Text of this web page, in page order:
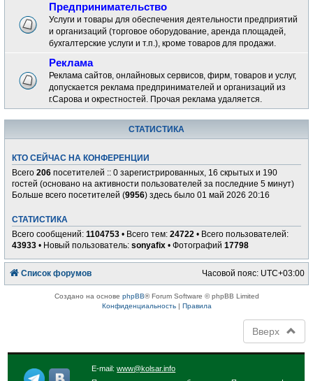
Предпринимательство
Услуги и товары для обеспечения деятельности предприятий
и организаций (торговое оборудование, аренда площадей,
бухгалтерские услуги и т.п.), кроме товаров для продажи.
Реклама
Реклама сайтов, онлайновых сервисов, фирм, товаров и услуг,
допускается реклама предпринимателей и организаций из
г.Сарова и окрестностей. Прочая реклама удаляется.
СТАТИСТИКА
КТО СЕЙЧАС НА КОНФЕРЕНЦИИ
Всего206 посетителей :: 0 зарегистрированных, 16 скрытых и 190
гостей (основано на активности пользователей за последние 5 минут)
Больше всего посетителей (9956) здесь было 01 май 2026 20:16
СТАТИСТИКА
Всего сообщений:1104753 • Всего тем:24722 • Всего пользователей:
43933 • Новый пользователь:sonyafix • Фотографий17798
Список форумов Часовой пояс: UTC+03:00
Создано на основе phpBB® Forum Software © phpBB Limited
Конфиденциальность| Правила
Вверх
E-mail:www@kolsar.info